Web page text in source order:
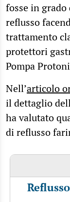
fosse in
reflusso
trattamento
protettori
Pompa
Nell’articolo
il dettaglio
ha valutato
di reflusso